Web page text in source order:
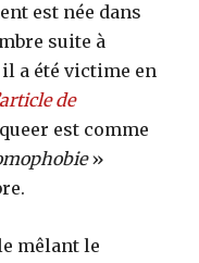
est née dans
suite à
a été victime en
de
est comme
»
mêlant le